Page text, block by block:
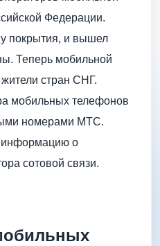
Федерации.
покрытия, и вышел
Теперь мобильной
стран СНГ.
мобильных телефонов
номерами МТС.
информацию о
сотовой связи.